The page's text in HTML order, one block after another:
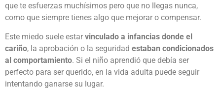
que te esfuerzas muchísimos pero que no llegas nunca,
como que siempre tienes algo que mejorar o compensar.
Este miedo suele estar vinculado a infancias donde el
cariño, la aprobación o la seguridad estaban condicionados
al comportamiento. Si el niño aprendió que debía ser
perfecto para ser querido, en la vida adulta puede seguir
intentando ganarse su lugar.